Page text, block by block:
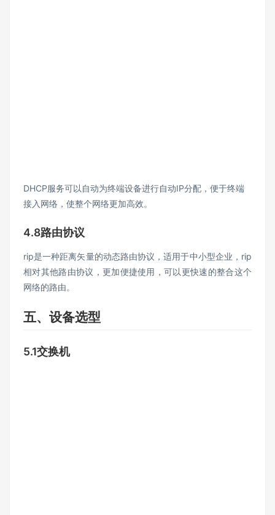
DHCP服务可以自动为终端设备进行自动IP分配，便于终端
接入网络，使整个网络更加高效。
4.8路由协议
rip是一种距离矢量的动态路由协议，适用于中小型企业，rip
相对其他路由协议，更加便捷使用，可以更快速的整合这个
网络的路由。
五、设备选型
5.1交换机